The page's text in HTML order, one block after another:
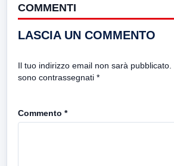
COMMENTI
LASCIA UN COMMENTO
Il tuo indirizzo email non sarà pubblicato.
sono contrassegnati *
Commento *